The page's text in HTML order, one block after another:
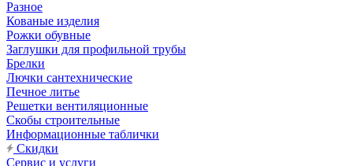
Разное
Кованые изделия
Рожки обувные
Заглушки для профильной трубы
Брелки
Лючки сантехнические
Печное литье
Решетки вентиляционные
Скобы строительные
Информационные таблички
Скидки
Сервис и услуги